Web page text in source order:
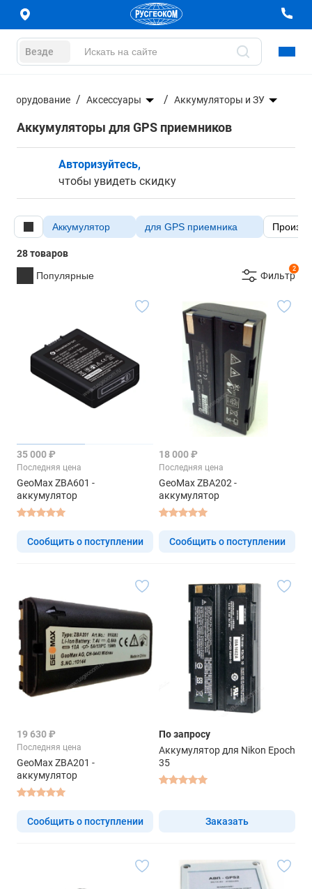
Везде
оборудование Аксессуары Аккумуляторы и ЗУ
Аккумуляторы для GPS приемников
Авторизуйтесь,
чтобы увидеть скидку
Аккумулятор для GPS приемника
28 товаров
Популярные
2
Фильтр
35 000 ₽
Последняя цена
GeoMax ZBA601 -
аккумулятор
Сообщить о поступлении
18 000 ₽
Последняя цена
GeoMax ZBA202 -
аккумулятор
Сообщить о поступлении
19 630 ₽
Последняя цена
GeoMax ZBA201 -
аккумулятор
Сообщить о поступлении
По запросу
Аккумулятор для Nikon Epoch
35
Заказать